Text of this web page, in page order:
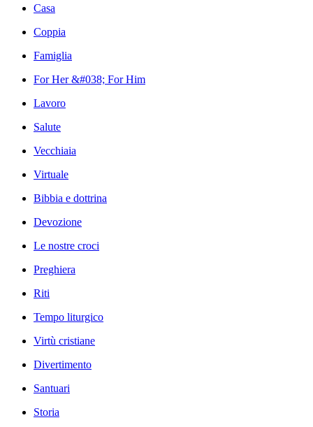
Casa
Coppia
Famiglia
For Her &#038; For Him
Lavoro
Salute
Vecchiaia
Virtuale
Bibbia e dottrina
Devozione
Le nostre croci
Preghiera
Riti
Tempo liturgico
Virtù cristiane
Divertimento
Santuari
Storia